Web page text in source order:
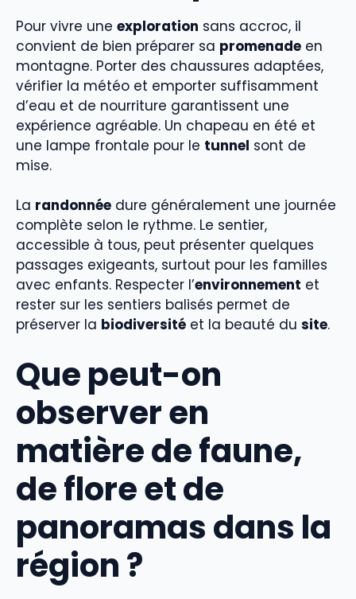
Pour vivre une exploration sans accroc, il
convient de bien préparer sa promenade en
montagne. Porter des chaussures adaptées,
vérifier la météo et emporter suffisamment
d’eau et de nourriture garantissent une
expérience agréable. Un chapeau en été et
une lampe frontale pour le tunnel sont de
mise.
La randonnée dure généralement une journée
complète selon le rythme. Le sentier,
accessible à tous, peut présenter quelques
passages exigeants, surtout pour les familles
avec enfants. Respecter l’environnement et
rester sur les sentiers balisés permet de
préserver la biodiversité et la beauté du site.
Que peut-on
observer en
matière de faune,
de flore et de
panoramas dans la
région ?